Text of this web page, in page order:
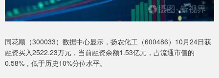
同花顺（300033）数据中心显示，扬农化工（600486）10月24日获
融资买入2522.23万元，当前融资余额1.53亿元，占流通市值的
0.58%，低于历史10%分位水平。